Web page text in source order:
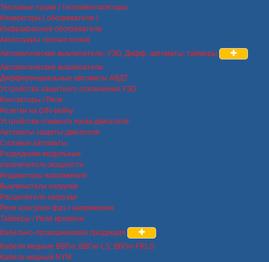
Тепловые пушки / тепловентиляторы
Конвекторы ( обогреватели )
Инфракрасные обогреватели
Аксессуары теплых полов
Автоматические выключатели, УЗО, Дифф. автоматы, таймеры
Автоматические выключатели
Дифференциальные автоматы АВДТ
Устройства защитного отключения УЗО
Контакторы / Реле
Розетки на DIN-рейку
Устройства плавного пуска двигателя
Автоматы защиты двигателя
Силовые автоматы
Разрядники модульные
ограничитель мощности
Индикаторы напряжения
Выключатели нагрузки
Расцепители нагрузки
Реле контроля фаз / напряжения
Таймеры / Реле времени
Кабельно-проводниковая продукция
Кабели медные ВВГнг, ВВГнг-LS, ВВГнг-FRLS
Кабель медный NYM